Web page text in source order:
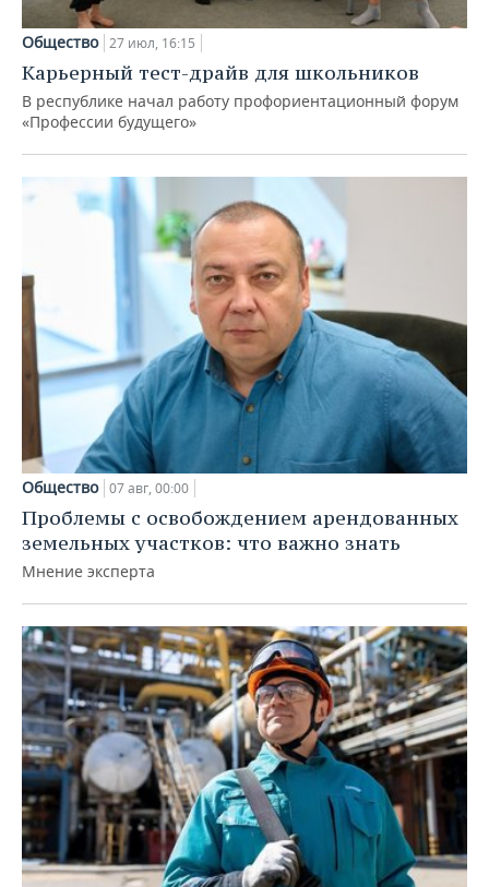
Общество 27 июл, 16:15
Карьерный тест-драйв для школьников
В республике начал работу профориентационный форум
«Профессии будущего»
Общество 07 авг, 00:00
Проблемы с освобождением арендованных
земельных участков: что важно знать
Мнение эксперта